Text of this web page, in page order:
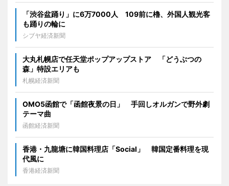
「渋谷盆踊り」に6万7000人 109前に櫓、外国人観光客
も踊りの輪に
シブヤ経済新聞
大丸札幌店で任天堂ポップアップストア 「どうぶつの
森」特設エリアも
札幌経済新聞
OMO5函館で「函館夜景の日」 手回しオルガンで野外劇
テーマ曲
函館経済新聞
香港・九龍塘に韓国料理店「Social」 韓国定番料理を現
代風に
香港経済新聞